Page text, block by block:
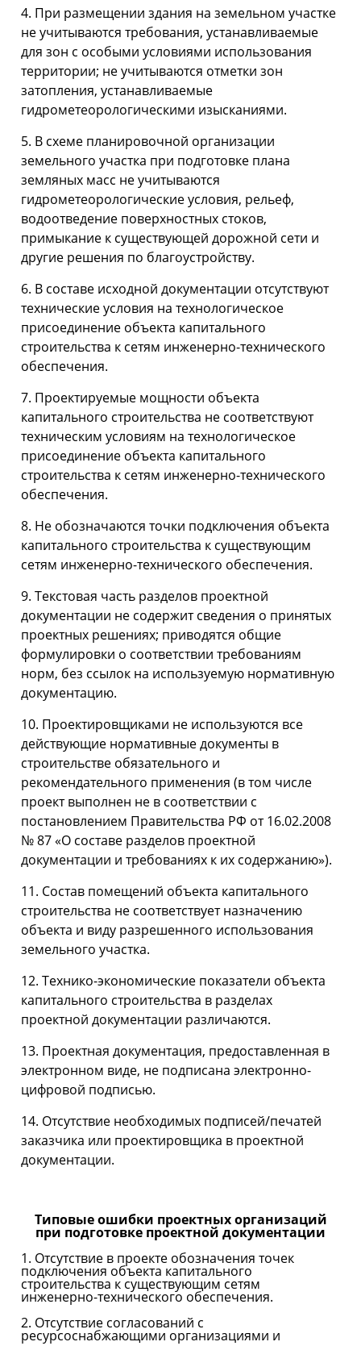
4. При размещении здания на земельном участке
не учитываются требования, устанавливаемые
для зон с особыми условиями использования
территории; не учитываются отметки зон
затопления, устанавливаемые
гидрометеорологическими изысканиями.
5. В схеме планировочной организации
земельного участка при подготовке плана
земляных масс не учитываются
гидрометеорологические условия, рельеф,
водоотведение поверхностных стоков,
примыкание к существующей дорожной сети и
другие решения по благоустройству.
6. В составе исходной документации отсутствуют
технические условия на технологическое
присоединение объекта капитального
строительства к сетям инженерно-технического
обеспечения.
7. Проектируемые мощности объекта
капитального строительства не соответствуют
техническим условиям на технологическое
присоединение объекта капитального
строительства к сетям инженерно-технического
обеспечения.
8. Не обозначаются точки подключения объекта
капитального строительства к существующим
сетям инженерно-технического обеспечения.
9. Текстовая часть разделов проектной
документации не содержит сведения о принятых
проектных решениях; приводятся общие
формулировки о соответствии требованиям
норм, без ссылок на используемую нормативную
документацию.
10. Проектировщиками не используются все
действующие нормативные документы в
строительстве обязательного и
рекомендательного применения (в том числе
проект выполнен не в соответствии с
постановлением Правительства РФ от 16.02.2008
№ 87 «О составе разделов проектной
документации и требованиях к их содержанию»).
11. Состав помещений объекта капитального
строительства не соответствует назначению
объекта и виду разрешенного использования
земельного участка.
12. Технико-экономические показатели объекта
капитального строительства в разделах
проектной документации различаются.
13. Проектная документация, предоставленная в
электронном виде, не подписана электронно-
цифровой подписью.
14. Отсутствие необходимых подписей/печатей
заказчика или проектировщика в проектной
документации.
Типовые ошибки проектных организаций
при подготовке проектной документации
1. Отсутствие в проекте обозначения точек
подключения объекта капитального
строительства к существующим сетям
инженерно-технического обеспечения.
2. Отсутствие согласований с
ресурсоснабжающими организациями и